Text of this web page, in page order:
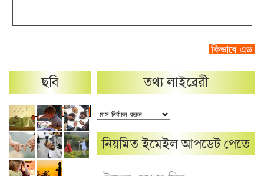
ছবি তথ্য লাইব্রেরী
নিয়মিত ইমেইল আপডেট পেতে